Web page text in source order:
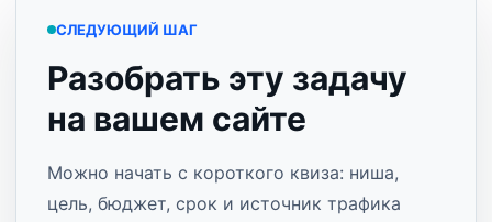
СЛЕДУЮЩИЙ ШАГ
Разобрать эту задачу
на вашем сайте
Можно начать с короткого квиза: ниша,
цель, бюджет, срок и источник трафика